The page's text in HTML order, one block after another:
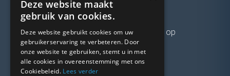
VRAGEN?
Neem gerustcontactmet ons op
LINKS
Deze website maakt
gebruik van cookies.
Deze website gebruikt cookies om uw
gebruikerservaring te verbeteren. Door
onze website te gebruiken, stemt u in met
alle cookies in overeenstemming met ons
Cookiebeleid. Lees verder